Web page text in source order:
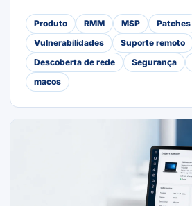
Produto RMM MSP
Patches
Vulnerabilidades
Suporte remoto
Descoberta de rede
Segurança
macos